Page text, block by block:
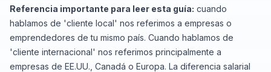
Referencia importante para leer esta guía: cuando
hablamos de 'cliente local' nos referimos a empresas o
emprendedores de tu mismo país. Cuando hablamos de
'cliente internacional' nos referimos principalmente a
empresas de EE.UU., Canadá o Europa. La diferencia salarial